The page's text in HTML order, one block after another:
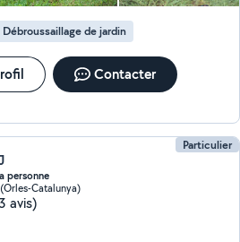
Débroussaillage de jardin
Contacter
Particulier
personne
Catalunya)
avis)